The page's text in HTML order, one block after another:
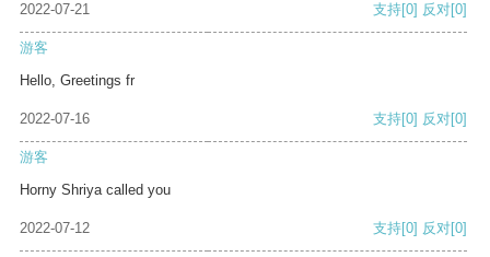
2022-07-21 支持[0] 反对[0]
游客
Hello, Greetings fr
2022-07-16 支持[0] 反对[0]
游客
Horny Shriya called you
2022-07-12 支持[0] 反对[0]